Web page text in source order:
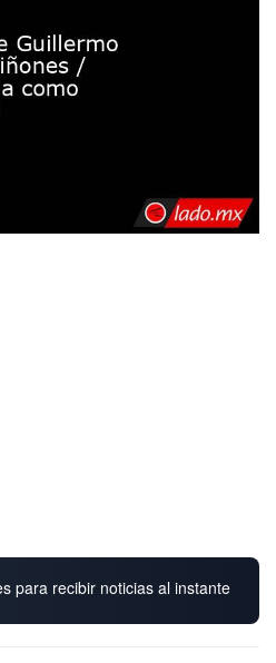
para recibir noticias al instante